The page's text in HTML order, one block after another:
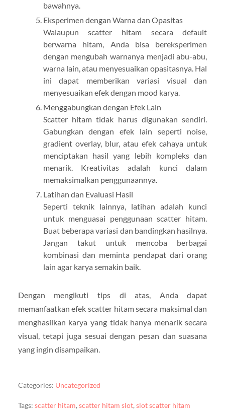
bawahnya.
Eksperimen dengan Warna dan Opasitas
Walaupun scatter hitam secara default
berwarna hitam, Anda bisa bereksperimen
dengan mengubah warnanya menjadi abu-abu,
warna lain, atau menyesuaikan opasitasnya. Hal
ini dapat memberikan variasi visual dan
menyesuaikan efek dengan mood karya.
Menggabungkan dengan Efek Lain
Scatter hitam tidak harus digunakan sendiri.
Gabungkan dengan efek lain seperti noise,
gradient overlay, blur, atau efek cahaya untuk
menciptakan hasil yang lebih kompleks dan
menarik. Kreativitas adalah kunci dalam
memaksimalkan penggunaannya.
Latihan dan Evaluasi Hasil
Seperti teknik lainnya, latihan adalah kunci
untuk menguasai penggunaan scatter hitam.
Buat beberapa variasi dan bandingkan hasilnya.
Jangan takut untuk mencoba berbagai
kombinasi dan meminta pendapat dari orang
lain agar karya semakin baik.
Dengan mengikuti tips di atas, Anda dapat
memanfaatkan efek scatter hitam secara maksimal dan
menghasilkan karya yang tidak hanya menarik secara
visual, tetapi juga sesuai dengan pesan dan suasana
yang ingin disampaikan.
Categories: Uncategorized
Tags: scatter hitam,scatter hitam slot,slot scatter hitam